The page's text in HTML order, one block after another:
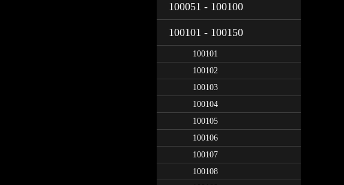
100051 - 100100
100101 - 100150
100101
100102
100103
100104
100105
100106
100107
100108